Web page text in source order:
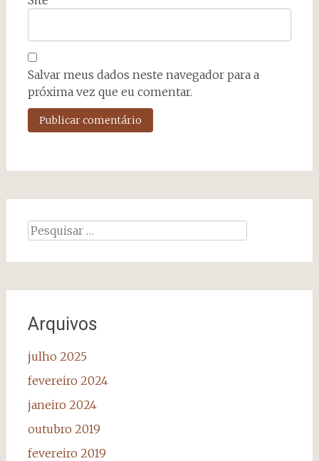
Salvar meus dados neste navegador para a
próxima vez que eu comentar.
Pesquisar
Arquivos
julho 2025
fevereiro 2024
janeiro 2024
outubro 2019
fevereiro 2019